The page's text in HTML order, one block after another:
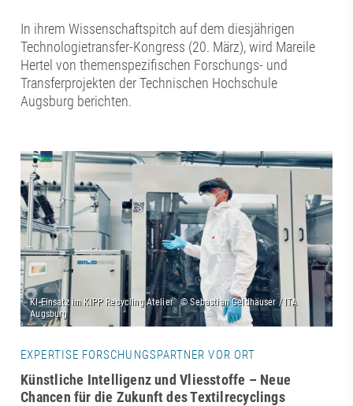
In ihrem Wissenschaftspitch auf dem diesjährigen
Technologietransfer-Kongress (20. März), wird Mareile
Hertel von themenspezifischen Forschungs- und
Transferprojekten der Technischen Hochschule
Augsburg berichten.
EXPERTISE FORSCHUNGSPARTNER VOR ORT
Künstliche Intelligenz und Vliesstoffe – Neue
Chancen für die Zukunft des Textilrecyclings